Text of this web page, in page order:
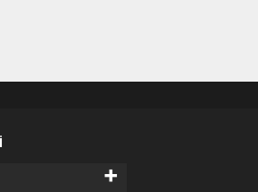
+